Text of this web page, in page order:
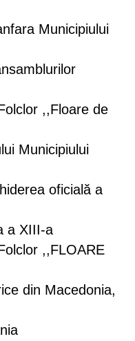
Municipiului
,,Floare de
Municipiului
oficială a
a XIII-a
,,FLOARE
din Macedonia,